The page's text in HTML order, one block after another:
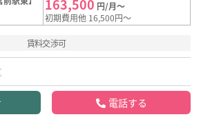
163,500 円/月～
初期費用他 16,500円～
賃料交渉可
電話する